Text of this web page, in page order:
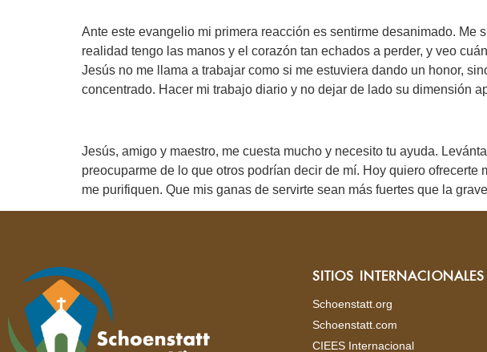
Ante este evangelio mi primera reacción es sentirme desanimado.
realidad tengo las manos y el corazón tan echados a perder, y veo
Jesús no me llama a trabajar como si me estuviera dando un honor,
concentrado. Hacer mi trabajo diario y no dejar de lado su dimensión
Jesús, amigo y maestro, me cuesta mucho y necesito tu ayuda.
preocuparme de lo que otros podrían decir de mí. Hoy quiero
me purifiquen. Que mis ganas de servirte sean más fuertes que la
SITIOS INTERNACIONALES
Schoenstatt.org
Schoenstatt.com
CIEES Internacional